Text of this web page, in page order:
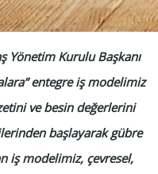
Yönetim Kurulu Başkanı
entegre iş modelimiz
ve besin değerlerini
başlayarak gübre
iş modelimiz, çevresel,